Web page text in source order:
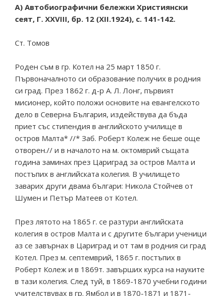
А) Автобиографични бележки Християнски
сеят, Г. XXVIII, бр. 12 (XII.1924), с. 141-142.
Ст. Томов
Роден съм в гр. Котел на 25 март 1850 г.
Първоначалното си образование получих в родния
си град. През 1862 г. д-р A. Л. Лонг, първият
мисионер, който положи основите на евангелското
дело в Северна България, издействува да бъда
приет със стипендия в английското училище в
остров Малта* //* Заб. Роберт Колеж не беше още
отворен.// и в началото на м. октомврий същата
година заминах през Цариград за остров Малта и
постъпих в английската колегия. В училището
заварих други двама българи: Никола Стойчев от
Шумен и Петър Матеев от Котел.
През лятото на 1865 г. се разтури английската
колегия в остров Малта и с другите българи ученици
аз се завърнах в Цариград и от там в родния си град
Котел. През м. септемврий, 1865 г. постъпих в
Роберт Колеж и в 1869т. завърших курса на науките
в тази колегия. След туй, в 1869-1870 учебни години
учителствувах в гр. Ямбол и в 1870-1871 и 1871-